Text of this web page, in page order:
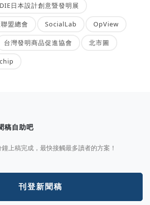
日本設計創意暨發明展
盟總會 SocialLab OpView
台灣發明商品促進協會 北市圖
稿自助吧
上稿完成，最快接觸最多讀者的方案！
刊登新聞稿